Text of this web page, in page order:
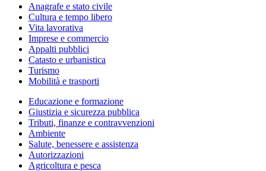
Anagrafe e stato civile
Cultura e tempo libero
Vita lavorativa
Imprese e commercio
Appalti pubblici
Catasto e urbanistica
Turismo
Mobilità e trasporti
Educazione e formazione
Giustizia e sicurezza pubblica
Tributi, finanze e contravvenzioni
Ambiente
Salute, benessere e assistenza
Autorizzazioni
Agricoltura e pesca